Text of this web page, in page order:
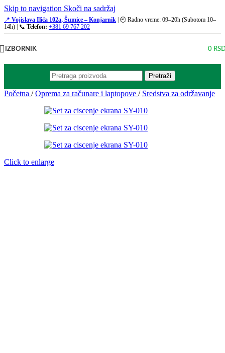
Skip to navigation Skoči na sadržaj
📍 Vojislava Ilića 102a, Šumice – Konjarnik | 🕘 Radno vreme: 09–20h (Subotom 10–
14h) | 📞 Telefon: +381 69 767 202
IZBORNIK 0
Pretraži
Početna / Oprema za računare i laptopove / Sredstva za održavanje
Click to enlarge